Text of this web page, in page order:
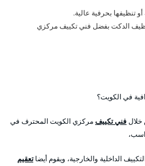
تنظيفها بحرفية عالية.
الدكت بفضل فني تكييف مركزي
في الكويت؟
خلالفني تكييفمركزي الكويت المحترف في
الداخلية والخارجية، ويقوم أيضاتعقيم